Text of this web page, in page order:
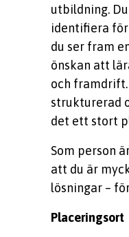
utbildning.
identifiera
du ser fram
önskan att
och framdrift.
strukturerad
det ett stort
Som person
att du är
lösningar –
Placeringsort